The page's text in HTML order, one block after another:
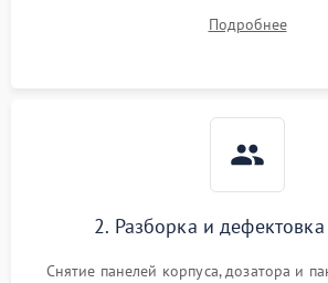
выявления посторонних шумов, протечек
электронного модуля
Подробнее
2. Разборка и
Снятие панелей корпуса, дозатора и